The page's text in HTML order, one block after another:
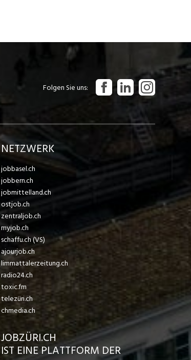
Folgen Sie uns
NETZWERK
jobbasel.ch
jobbern.ch
jobmittelland.ch
ostjob.ch
zentraljob.ch
myjob.ch
schaffu.ch (VS)
ajourjob.ch
limmattalerzeitung.ch
radio24.ch
toxic.fm
telezüri.ch
chmedia.ch
JOBZÜRI.CH
IST EINE PLATTFORM DER